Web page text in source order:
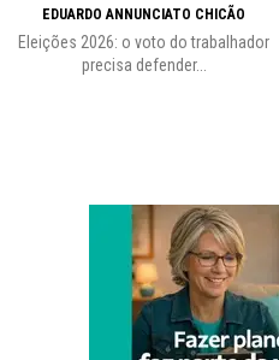
EDUARDO ANNUNCIATO CHICÃO
Eleições 2026: o voto do trabalhador
precisa defender...